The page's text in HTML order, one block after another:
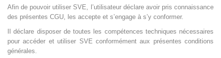
Afin de pouvoir utiliser SVE, l’utilisateur déclare avoir pris connaissance
des présentes CGU, les accepte et s’engage à s’y conformer.
Il déclare disposer de toutes les compétences techniques nécessaires
pour accéder et utiliser SVE conformément aux présentes conditions
générales.